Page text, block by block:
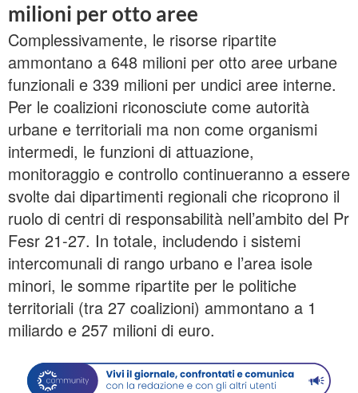
milioni per otto aree
Complessivamente, le risorse ripartite
ammontano a 648 milioni per otto aree urbane
funzionali e 339 milioni per undici aree interne.
Per le coalizioni riconosciute come autorità
urbane e territoriali ma non come organismi
intermedi, le funzioni di attuazione,
monitoraggio e controllo continueranno a essere
svolte dai dipartimenti regionali che ricoprono il
ruolo di centri di responsabilità nell’ambito del Pr
Fesr 21-27. In totale, includendo i sistemi
intercomunali di rango urbano e l’area isole
minori, le somme ripartite per le politiche
territoriali (tra 27 coalizioni) ammontano a 1
miliardo e 257 milioni di euro.